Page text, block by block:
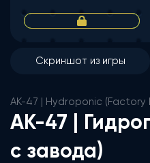
Скриншот из игры
AK-47 | Hydroponic (Factory
AK-47 |
с завода)